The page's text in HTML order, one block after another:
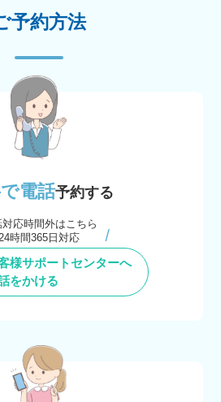
予約方法
電話予約する
対応時間外はこちら
24時間365日対応
様サポートセンターへ
をかける